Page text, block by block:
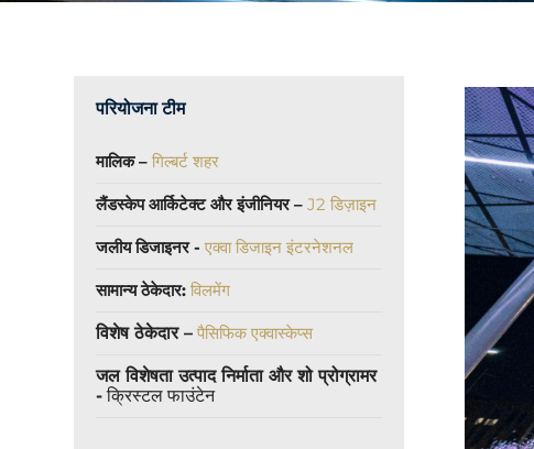
परियोजना टीम
मालिक – गिल्बर्ट शहर
लैंडस्केप आर्किटेक्ट और इंजीनियर – J2 डिज़ाइन
जलीय डिजाइनर - एक्वा डिजाइन इंटरनेशनल
सामान्य ठेकेदार: विलमेंग
विशेष ठेकेदार – पैसिफिक एक्वास्केप्स
जल विशेषता उत्पाद निर्माता और शो प्रोग्रामर
- क्रिस्टल फाउंटेन